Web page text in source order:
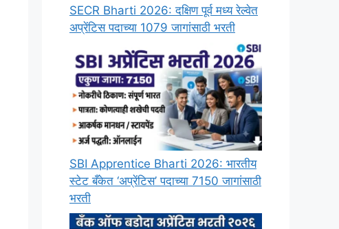
SECR Bharti 2026: दक्षिण पूर्व मध्य रेल्वेत
अप्रेंटिस पदाच्या 1079 जागांसाठी भरती
SBI Apprentice Bharti 2026: भारतीय
स्टेट बँकेत ‘अप्रेंटिस’ पदाच्या 7150 जागांसाठी
भरती